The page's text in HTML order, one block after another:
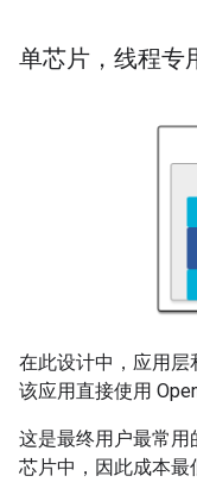
单芯片，线程专
在此设计中，应用层
该应用直接使用
这是最终用户最常用
芯片中，因此成本最